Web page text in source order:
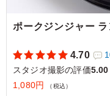
ポークジンジャー
4.70
スタジオ撮影の評価5.00
1,080円
（税込）